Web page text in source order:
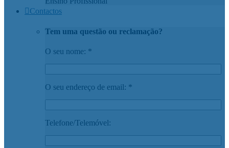
Contactos
Tem uma questão ou reclamação?
O seu nome: *
O seu endereço de email: *
Telefone/Telemóvel: